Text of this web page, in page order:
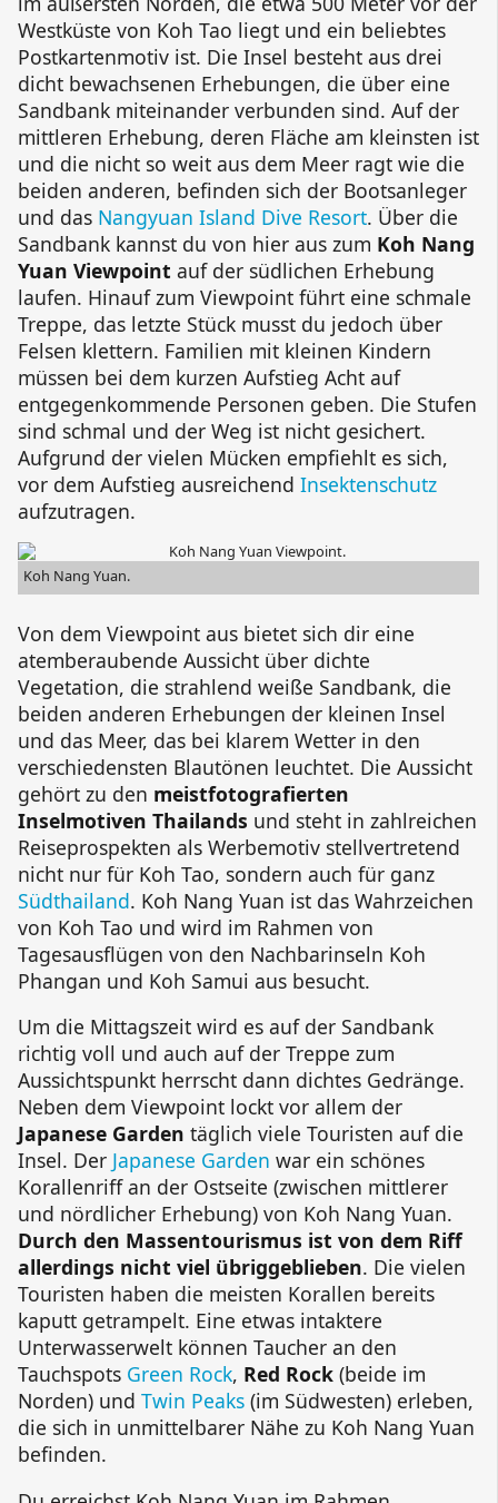
Westküste von Koh Tao liegt und ein beliebtes
Postkartenmotiv ist. Die Insel besteht aus drei
dicht bewachsenen Erhebungen, die über eine
Sandbank miteinander verbunden sind. Auf der
mittleren Erhebung, deren Fläche am kleinsten ist
und die nicht so weit aus dem Meer ragt wie die
beiden anderen, befinden sich der Bootsanleger
und das Nangyuan Island Dive Resort. Über die
Sandbank kannst du von hier aus zum Koh Nang
Yuan Viewpoint auf der südlichen Erhebung
laufen. Hinauf zum Viewpoint führt eine schmale
Treppe, das letzte Stück musst du jedoch über
Felsen klettern. Familien mit kleinen Kindern
müssen bei dem kurzen Aufstieg Acht auf
entgegenkommende Personen geben. Die Stufen
sind schmal und der Weg ist nicht gesichert.
Aufgrund der vielen Mücken empfiehlt es sich,
vor dem Aufstieg ausreichend Insektenschutz
aufzutragen.
Koh Nang Yuan.
Von dem Viewpoint aus bietet sich dir eine
atemberaubende Aussicht über dichte
Vegetation, die strahlend weiße Sandbank, die
beiden anderen Erhebungen der kleinen Insel
und das Meer, das bei klarem Wetter in den
verschiedensten Blautönen leuchtet. Die Aussicht
gehört zu den meistfotografierten
Inselmotiven Thailands und steht in zahlreichen
Reiseprospekten als Werbemotiv stellvertretend
nicht nur für Koh Tao, sondern auch für ganz
Südthailand. Koh Nang Yuan ist das Wahrzeichen
von Koh Tao und wird im Rahmen von
Tagesausflügen von den Nachbarinseln Koh
Phangan und Koh Samui aus besucht.
Um die Mittagszeit wird es auf der Sandbank
richtig voll und auch auf der Treppe zum
Aussichtspunkt herrscht dann dichtes Gedränge.
Neben dem Viewpoint lockt vor allem der
Japanese Garden täglich viele Touristen auf die
Insel. Der Japanese Garden war ein schönes
Korallenriff an der Ostseite (zwischen mittlerer
und nördlicher Erhebung) von Koh Nang Yuan.
Durch den Massentourismus ist von dem Riff
allerdings nicht viel übriggeblieben. Die vielen
Touristen haben die meisten Korallen bereits
kaputt getrampelt. Eine etwas intaktere
Unterwasserwelt können Taucher an den
Tauchspots Green Rock, Red Rock (beide im
Norden) und Twin Peaks (im Südwesten) erleben,
die sich in unmittelbarer Nähe zu Koh Nang Yuan
befinden.